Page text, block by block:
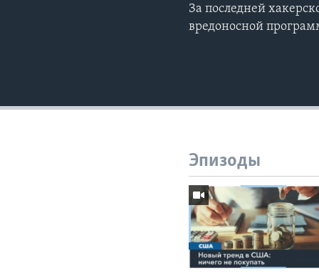
За последней
вредоносной
Эпизоды